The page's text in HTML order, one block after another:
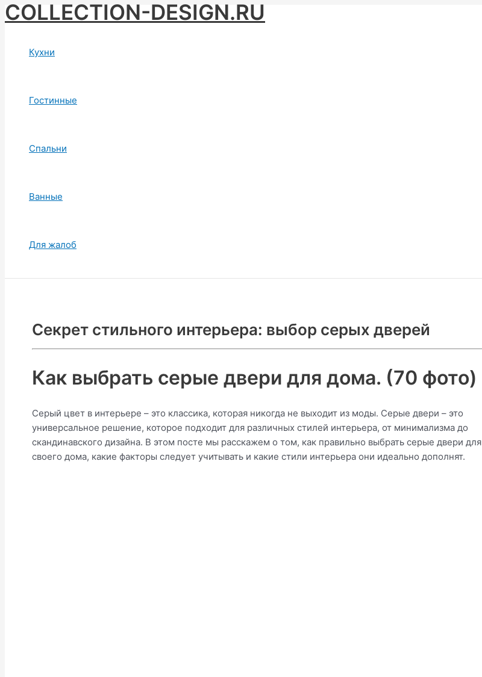
Skip
to
COLLECTION-DESIGN.RU
Кухни
Гостинные
Спальни
Ванные
Для жалоб
Секрет стильного интерьера: выбор серых дверей
Как выбрать серые двери для дома. (70 фото)
Серый цвет в интерьере – это классика, которая никогда не выходит из моды. Серые двери – это
универсальное решение, которое подходит для различных стилей интерьера, от минимализма до
скандинавского дизайна. В этом посте мы расскажем о том, как правильно выбрать серые двери для
своего дома, какие факторы следует учитывать и какие стили интерьера они идеально дополнят.